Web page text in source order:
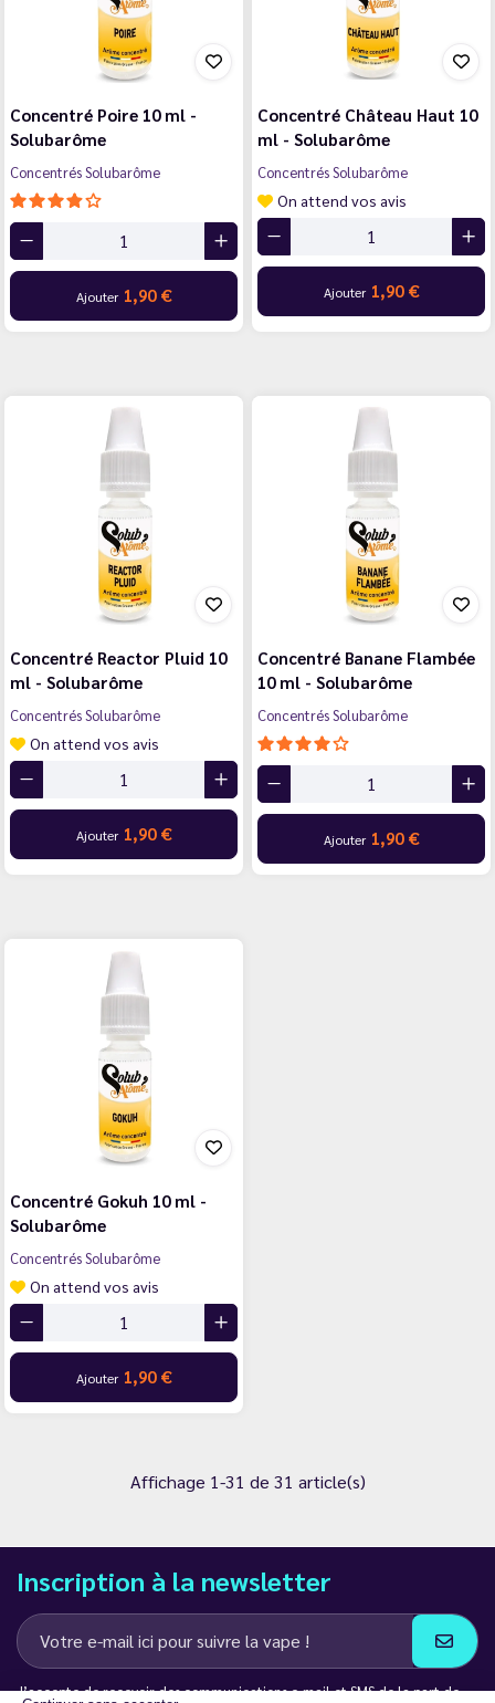
Concentré Poire 10 ml -
Solubarôme
Concentrés Solubarôme
Ajouter 1,90 €
Concentré Château Haut 10
ml - Solubarôme
Concentrés Solubarôme
On attend vos avis
Ajouter 1,90 €
Concentré Reactor Pluid 10
ml - Solubarôme
Concentrés Solubarôme
On attend vos avis
Ajouter 1,90 €
Concentré Banane Flambée
10 ml - Solubarôme
Concentrés Solubarôme
Ajouter 1,90 €
Concentré Gokuh 10 ml -
Solubarôme
Concentrés Solubarôme
On attend vos avis
Ajouter 1,90 €
Affichage 1-31 de 31 article(s)
Inscription à la newsletter
J’accepte de recevoir des communications e-mail et SMS de la part de